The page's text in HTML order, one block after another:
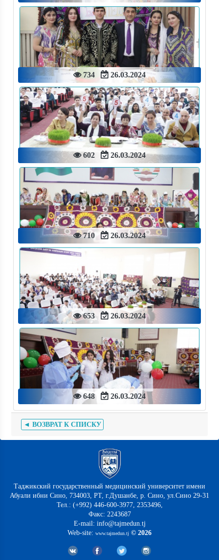
734 26.03.2024
602 26.03.2024
710 26.03.2024
653 26.03.2024
648 26.03.2024
◄ ВОЗВРАТ К СПИСКУ
Таджикский государственный медицинский университет имени
Абуали ибни Сино, 734003, РТ, г.Душанбе, р. Сино, ул.Сино 29-31
Тел.: (+992) 446-600-3977, 2353496,
Факс: 2243687
E-mail: info@tajmedun.tj
Web-site: www.tajmedun.tj © 2026